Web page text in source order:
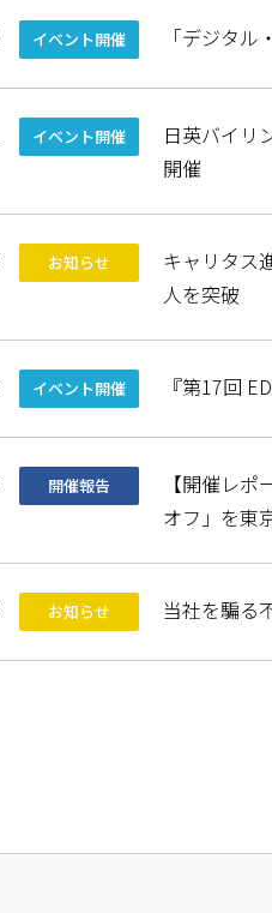
イベント開催 「デジタ
イベント開催
日英バイリ
開催
お知らせ
キャリタス
人を突破
イベント開催 『第17回
開催報告
【開催レ
オフ」を東
お知らせ 当社を騙る